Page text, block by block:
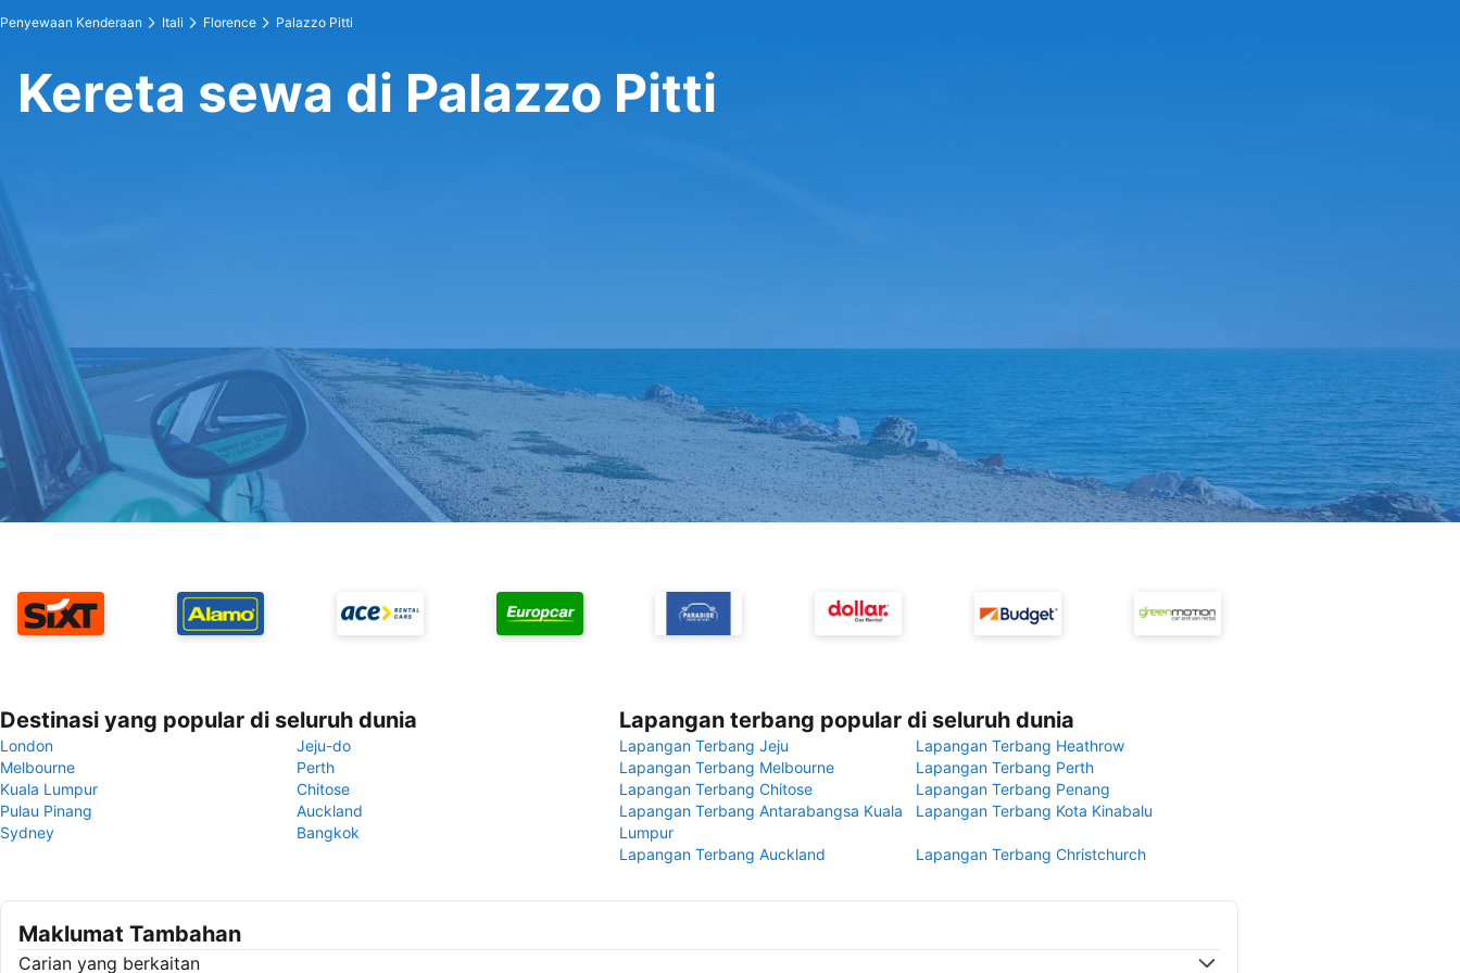
Penyewaan Kenderaan Itali Florence Palazzo Pitti
Kereta sewa di Palazzo Pitti
Destinasi yang popular di seluruh dunia
London
Jeju-do
Melbourne
Perth
Kuala Lumpur
Chitose
Pulau Pinang
Auckland
Sydney
Bangkok
Lapangan terbang popular di seluruh dunia
Lapangan Terbang Jeju
Lapangan Terbang Heathrow
Lapangan Terbang Melbourne
Lapangan Terbang Perth
Lapangan Terbang Chitose
Lapangan Terbang Penang
Lapangan Terbang Antarabangsa Kuala
Lumpur
Lapangan Terbang Kota Kinabalu
Lapangan Terbang Auckland Lapangan Terbang Christchurch
Maklumat Tambahan
Carian yang berkaitan